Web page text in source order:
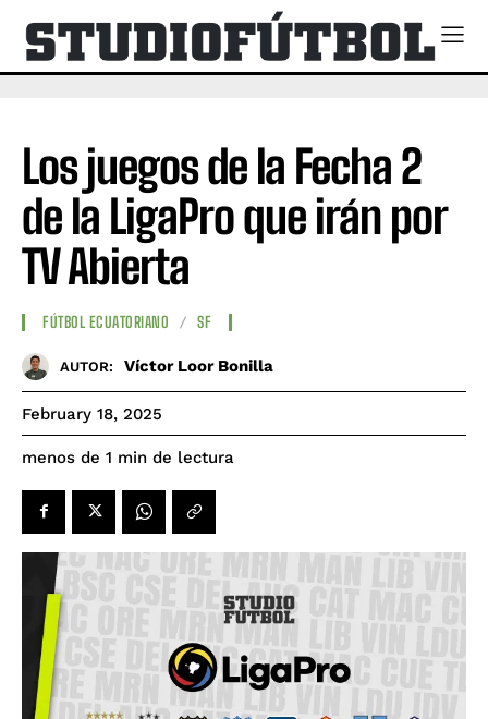
Los juegos de la Fecha 2
de la LigaPro que irán por
TV Abierta
FÚTBOL ECUATORIANO SF
AUTOR: Víctor Loor Bonilla
February 18, 2025
menos de 1 min de lectura